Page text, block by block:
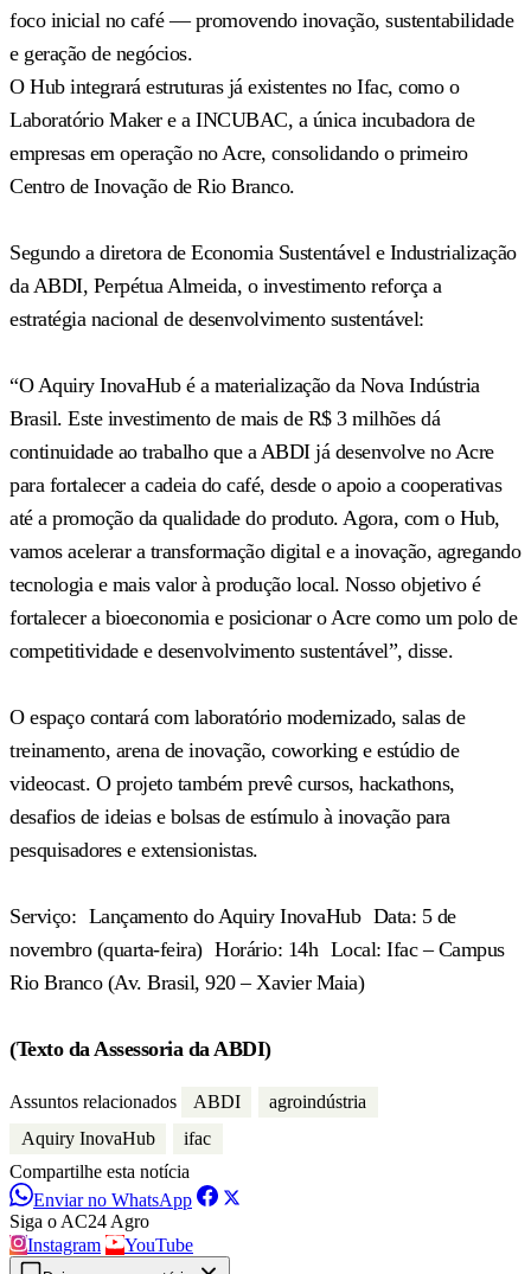
foco inicial no café — promovendo inovação, sustentabilidade
e geração de negócios.
O Hub integrará estruturas já existentes no Ifac, como o
Laboratório Maker e a INCUBAC, a única incubadora de
empresas em operação no Acre, consolidando o primeiro
Centro de Inovação de Rio Branco.
Segundo a diretora de Economia Sustentável e Industrialização
da ABDI, Perpétua Almeida, o investimento reforça a
estratégia nacional de desenvolvimento sustentável:
“O Aquiry InovaHub é a materialização da Nova Indústria
Brasil. Este investimento de mais de R$ 3 milhões dá
continuidade ao trabalho que a ABDI já desenvolve no Acre
para fortalecer a cadeia do café, desde o apoio a cooperativas
até a promoção da qualidade do produto. Agora, com o Hub,
vamos acelerar a transformação digital e a inovação, agregando
tecnologia e mais valor à produção local. Nosso objetivo é
fortalecer a bioeconomia e posicionar o Acre como um polo de
competitividade e desenvolvimento sustentável”, disse.
O espaço contará com laboratório modernizado, salas de
treinamento, arena de inovação, coworking e estúdio de
videocast. O projeto também prevê cursos, hackathons,
desafios de ideias e bolsas de estímulo à inovação para
pesquisadores e extensionistas.
Serviço: Lançamento do Aquiry InovaHub Data: 5 de
novembro (quarta-feira) Horário: 14h Local: Ifac – Campus
Rio Branco (Av. Brasil, 920 – Xavier Maia)
(Texto da Assessoria da ABDI)
Assuntos relacionados ABDI
agroindústria
Aquiry InovaHub
ifac
Compartilhe esta notícia
Enviar no WhatsApp
Siga o AC24 Agro
Instagram
YouTube